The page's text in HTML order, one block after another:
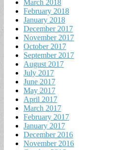
March 2018
February 2018
January 2018
December 2017
November 2017
October 2017
September 2017
August 2017
July 2017
June 2017
May 2017
April 2017
March 2017
February 2017
January 2017
December 2016
November 2016